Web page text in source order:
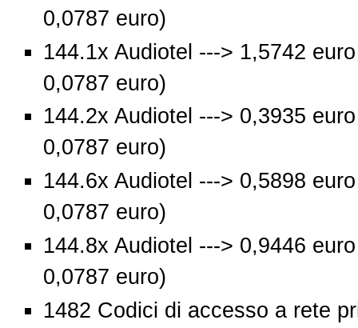
0,0787 euro)
144.1x Audiotel ---> 1,5742
0,0787 euro)
144.2x Audiotel ---> 0,3935
0,0787 euro)
144.6x Audiotel ---> 0,5898
0,0787 euro)
144.8x Audiotel ---> 0,9446
0,0787 euro)
1482 Codici di accesso a rete